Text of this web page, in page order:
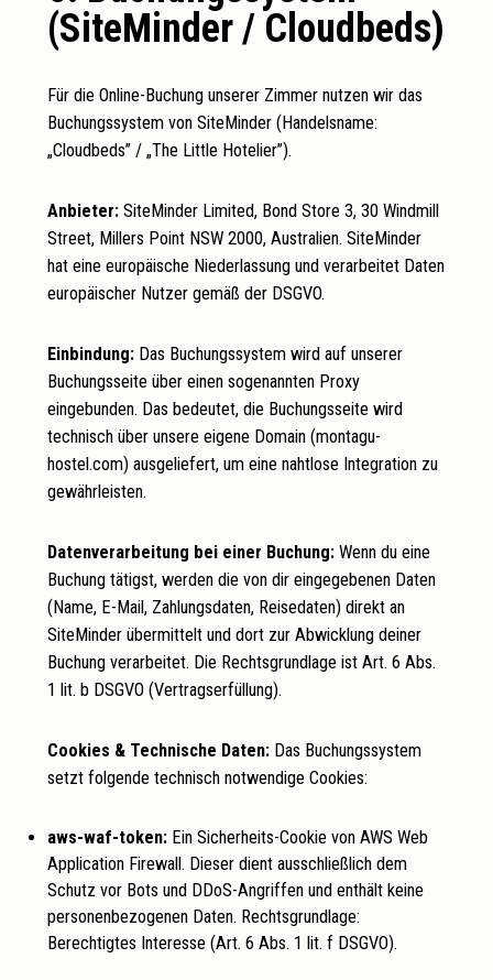
(SiteMinder / Cloudbeds)
Für die Online-Buchung unserer Zimmer nutzen wir das
Buchungssystem von SiteMinder (Handelsname:
„Cloudbeds” / „The Little Hotelier”).
Anbieter:SiteMinder Limited, Bond Store 3, 30 Windmill
Street, Millers Point NSW 2000, Australien. SiteMinder
hat eine europäische Niederlassung und verarbeitet Daten
europäischer Nutzer gemäß der DSGVO.
Einbindung:Das Buchungssystem wird auf unserer
Buchungsseite über einen sogenannten Proxy
eingebunden. Das bedeutet, die Buchungsseite wird
technisch über unsere eigene Domain (montagu-
hostel.com) ausgeliefert, um eine nahtlose Integration zu
gewährleisten.
Datenverarbeitung bei einer Buchung:Wenn du eine
Buchung tätigst, werden die von dir eingegebenen Daten
(Name, E-Mail, Zahlungsdaten, Reisedaten) direkt an
SiteMinder übermittelt und dort zur Abwicklung deiner
Buchung verarbeitet. Die Rechtsgrundlage ist Art. 6 Abs.
1 lit. b DSGVO (Vertragserfüllung).
Cookies & Technische Daten:Das Buchungssystem
setzt folgende technisch notwendige Cookies:
aws-waf-token:Ein Sicherheits-Cookie von AWS Web
Application Firewall. Dieser dient ausschließlich dem
Schutz vor Bots und DDoS-Angriffen und enthält keine
personenbezogenen Daten. Rechtsgrundlage:
Berechtigtes Interesse (Art. 6 Abs. 1 lit. f DSGVO).